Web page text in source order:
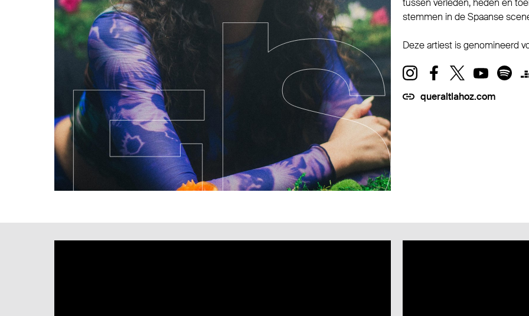
tussen verleden, heden en
stemmen in de Spaanse
Deze artiest is genomineerd
queraltlahoz.com